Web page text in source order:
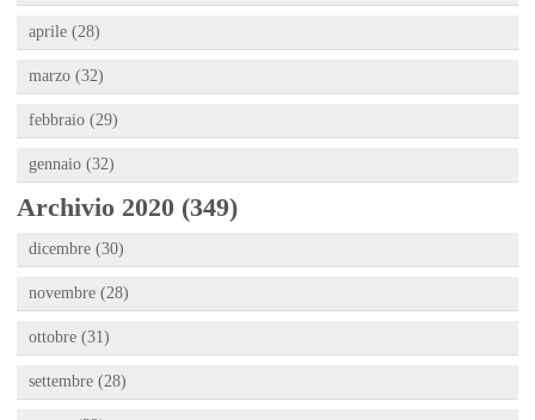
aprile (28)
marzo (32)
febbraio (29)
gennaio (32)
Archivio 2020 (349)
dicembre (30)
novembre (28)
ottobre (31)
settembre (28)